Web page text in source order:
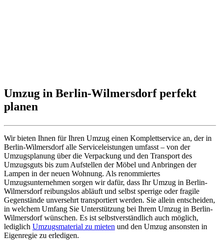
Umzug in Berlin-Wilmersdorf perfekt
planen
Wir bieten Ihnen für Ihren Umzug einen Komplettservice an, der in
Berlin-Wilmersdorf alle Serviceleistungen umfasst – von der
Umzugsplanung über die Verpackung und den Transport des
Umzugsguts bis zum Aufstellen der Möbel und Anbringen der
Lampen in der neuen Wohnung. Als renommiertes
Umzugsunternehmen sorgen wir dafür, dass Ihr Umzug in Berlin-
Wilmersdorf reibungslos abläuft und selbst sperrige oder fragile
Gegenstände unversehrt transportiert werden. Sie allein entscheiden,
in welchem Umfang Sie Unterstützung bei Ihrem Umzug in Berlin-
Wilmersdorf wünschen. Es ist selbstverständlich auch möglich,
lediglich Umzugsmaterial zu mieten und den Umzug ansonsten in
Eigenregie zu erledigen.